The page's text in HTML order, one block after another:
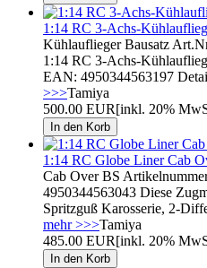
1:14 RC 3-Achs-
Kühlauflieger Bausatz
1:14 RC 3-Achs-
EAN: 4950344563197
>>>Tamiya
500.00 EUR[inkl. 20%
1:14 RC Globe Liner Cab
Cab Over BS
4950344563043 Diese
Spritzguß Karosserie, 2-
mehr >>>Tamiya
485.00 EUR[inkl. 20%